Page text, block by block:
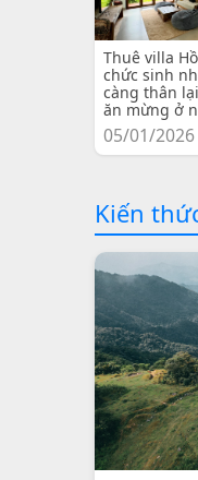
Thuê villa
chức sinh
càng thân
ăn mừng ở n
05/01/2026
Kiến